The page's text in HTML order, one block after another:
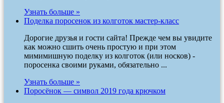
Узнать больше »
Поделка поросенок из колготок мастер-класс
Дорогие друзья и гости сайта! Прежде чем вы увидите
как можно сшить очень простую и при этом
мимимишную поделку из колготок (или носков) -
поросенка своими руками, обязательно ...
Узнать больше »
Поросёнок — символ 2019 года крючком